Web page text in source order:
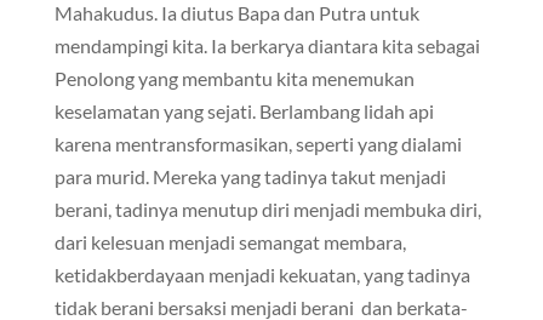
Mahakudus. Ia diutus Bapa dan Putra untuk
mendampingi kita. Ia berkarya diantara kita sebagai
Penolong yang membantu kita menemukan
keselamatan yang sejati. Berlambang lidah api
karena mentransformasikan, seperti yang dialami
para murid. Mereka yang tadinya takut menjadi
berani, tadinya menutup diri menjadi membuka diri,
dari kelesuan menjadi semangat membara,
ketidakberdayaan menjadi kekuatan, yang tadinya
tidak berani bersaksi menjadi berani dan berkata-